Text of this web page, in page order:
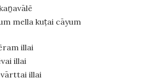
mella kuṭai cāyum
illai
illai
illai